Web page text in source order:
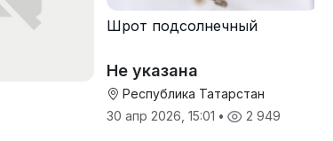
Шрот подсолнечный
Не указана
Республика Татарстан
30 апр 2026, 15:01 • 2 949